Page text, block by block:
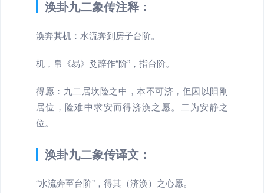
涣卦九二象传注释：
涣奔其机：水流奔到房子台阶。
机，帛《易》爻辞作“阶”，指台阶。
得愿：九二居坎险之中，本不可济，但因以阳刚
居位，险难中求安而得济涣之愿。二为安静之
位。
涣卦九二象传译文：
“水流奔至台阶”，得其（济涣）之心愿。